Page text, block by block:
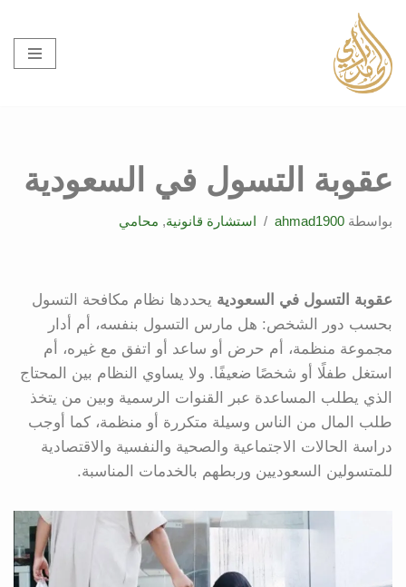
تخطى
إلى
المحتوى
عقوبة التسول في السعودية
بواسطة ahmad1900 استشارة قانونية, محامي
عقوبة التسول في السعودية يحددها نظام مكافحة التسول
بحسب دور الشخص: هل مارس التسول بنفسه، أم أدار
مجموعة منظمة، أم حرض أو ساعد أو اتفق مع غيره، أم
استغل طفلًا أو شخصًا ضعيفًا. ولا يساوي النظام بين المحتاج
الذي يطلب المساعدة عبر القنوات الرسمية وبين من يتخذ
طلب المال من الناس وسيلة متكررة أو منظمة، كما أوجب
دراسة الحالات الاجتماعية والصحية والنفسية والاقتصادية
للمتسولين السعوديين وربطهم بالخدمات المناسبة.